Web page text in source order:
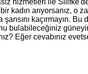
kadın arıyorsanız, o
kaçırmayın. Bu
bulabileceğiniz
Eğer cevabınız